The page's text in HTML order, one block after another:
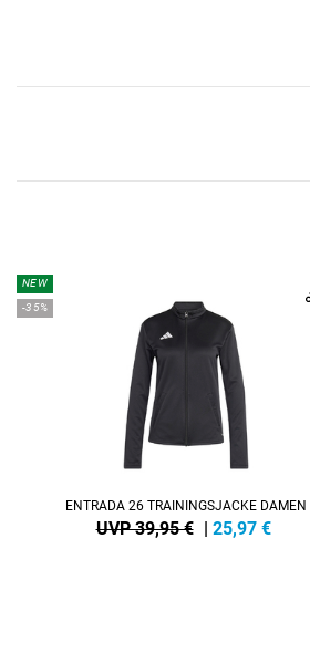
NEW
-35%
ENTRADA 26 TRAININGSJACKE DAMEN
UVP 39,95 € | 25,97 €